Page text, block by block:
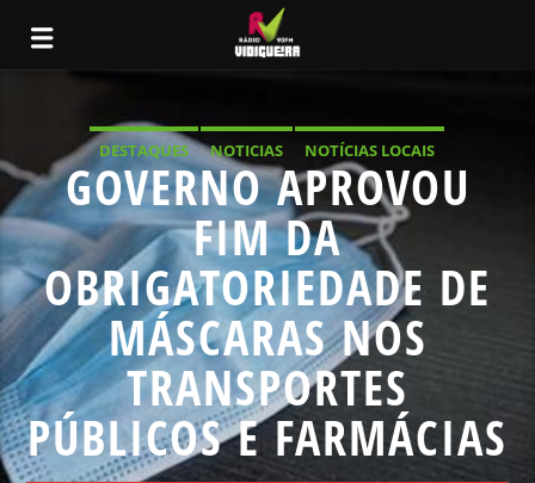
DESTAQUES NOTICIAS
NOTÍCIAS LOCAIS
NOTÍCIAS NACIONAIS
GOVERNO APROVOU
FIM DA
OBRIGATORIEDADE DE
MÁSCARAS NOS
TRANSPORTES
PÚBLICOS E FARMÁCIAS